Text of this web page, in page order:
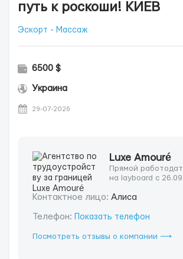
путь к роскоши! КИЕВ
Эскорт - Массаж
6500 $
Украина
29-07-2026
Luxe Amouré
Прямой
на layboard с
Контактное лицо: Алиса
Телефон: Показать телефон
Посмотреть отзывы о компании ⟶